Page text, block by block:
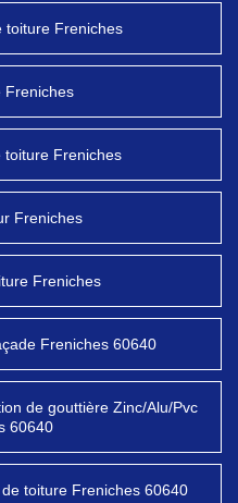
toiture Freniches
Freniches
toiture Freniches
Freniches
Freniches
Freniches 60640
de gouttière Zinc/Alu/Pvc
60640
toiture Freniches 60640